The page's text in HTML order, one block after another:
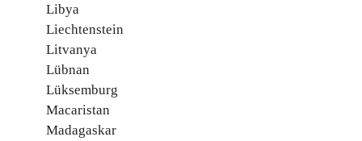
Libya
Liechtenstein
Litvanya
Lübnan
Lüksemburg
Macaristan
Madagaskar